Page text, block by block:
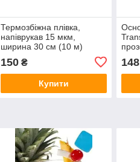
Термозбіжна плівка,
напіврукав 15 мкм,
ширина 30 см (10 м)
150₴
Купити
148